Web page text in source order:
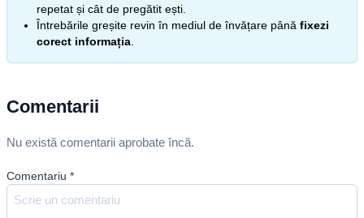
repetat și cât de pregătit ești.
Întrebările greșite revin în mediul de învățare până fixezi
corect informația
Comentarii
Nu există comentarii aprobate încă.
Comentariu *